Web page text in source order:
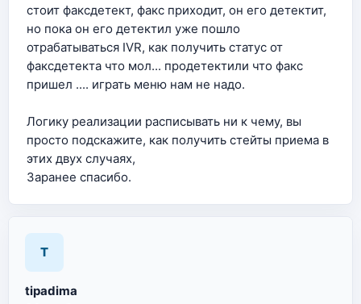
стоит факсдетект, факс приходит, он его детектит,
но пока он его детектил уже пошло
отрабатываться IVR, как получить статус от
факсдетекта что мол... продетектили что факс
пришел .... играть меню нам не надо.
Логику реализации расписывать ни к чему, вы
просто подскажите, как получить стейты приема в
этих двух случаях,
Заранее спасибо.
T
tipadima